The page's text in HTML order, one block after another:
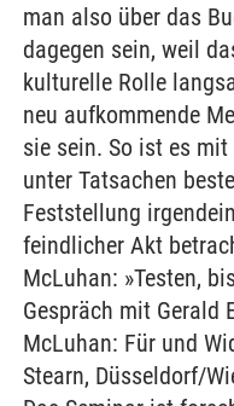
man also über das
dagegen sein, weil
kulturelle Rolle
neu aufkommende
sie sein. So ist es
unter Tatsachen
Feststellung
feindlicher Akt
McLuhan: »Testen,
Gespräch mit Gerald
McLuhan: Für und
Stearn, Düsseldorf/